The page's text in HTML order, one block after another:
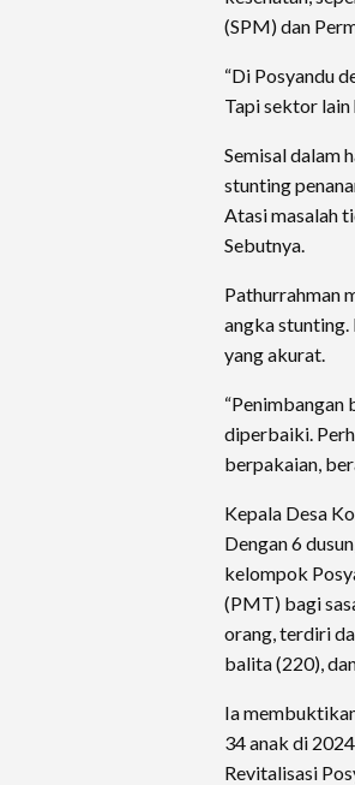
(SPM) dan
“Di Posyandu
Tapi sektor lain
Semisal dalam
stunting
Atasi masalah
Sebutnya.
Pathurrahman
angka
yang akurat.
diperbaiki.
berpakaian,
Kepala Desa
Dengan 6
kelompok
(PMT) bagi
orang, terdiri
balita (220),
Ia
34 anak di
Revitalisasi